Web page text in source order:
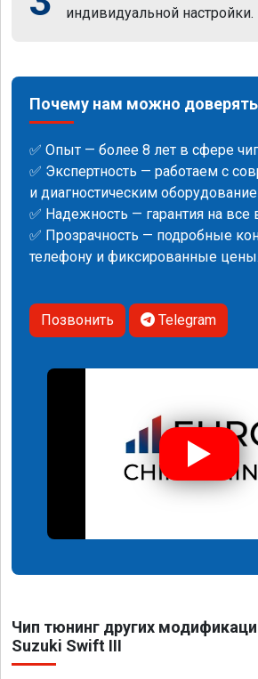
индивидуальной настройки.
Почему нам можно
✅ Опыт — более 8 лет в сфере
✅ Экспертность — работаем с
и диагностическим
✅ Надежность — гарантия на все
✅ Прозрачность — подробные
телефону и фиксированные цены.
Позвонить Telegram
Чип тюнинг других
Suzuki Swift III